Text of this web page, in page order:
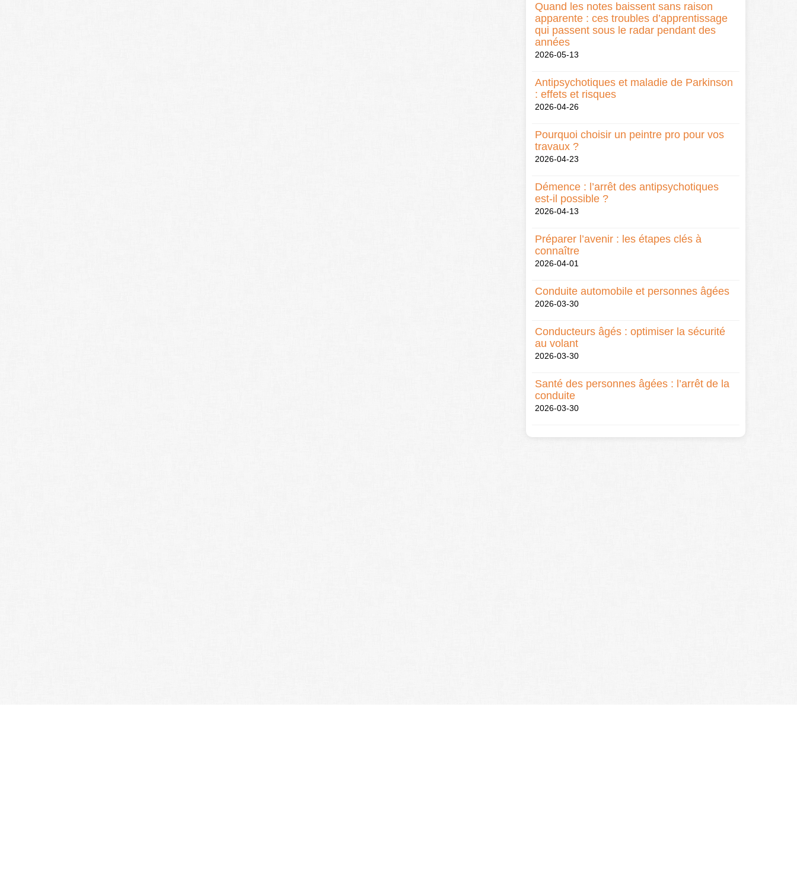
Quand les notes baissent sans raison
apparente : ces troubles d’apprentissage
qui passent sous le radar pendant des
années
2026-05-13
Antipsychotiques et maladie de Parkinson
: effets et risques
2026-04-26
Pourquoi choisir un peintre pro pour vos
travaux ?
2026-04-23
Démence : l’arrêt des antipsychotiques
est-il possible ?
2026-04-13
Préparer l’avenir : les étapes clés à
connaître
2026-04-01
Conduite automobile et personnes âgées
2026-03-30
Conducteurs âgés : optimiser la sécurité
au volant
2026-03-30
Santé des personnes âgées : l’arrêt de la
conduite
2026-03-30